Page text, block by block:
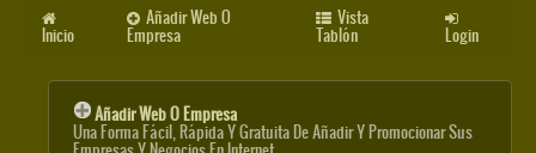
Inicio
Añadir Web O
Empresa
Vista
Tablón Login
Añadir Web O Empresa
Una Forma Fácil, Rápida Y Gratuita De Añadir Y Promocionar Sus